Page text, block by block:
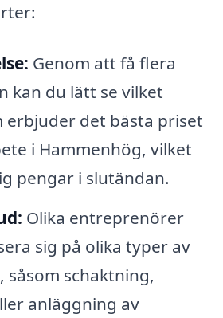
Genom att få flera
kan du lätt se vilket
erbjuder det bästa priset
i Hammenhög, vilket
pengar i slutändan.
Olika entreprenörer
sig på olika typer av
såsom schaktning,
anläggning av